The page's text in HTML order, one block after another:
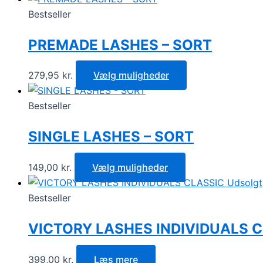
Bestseller
PREMADE LASHES – SORT
279,95 kr. Vælg muligheder
Bestseller
SINGLE LASHES – SORT
149,00 kr. Vælg muligheder
Udsolgt
Bestseller
VICTORY LASHES INDIVIDUALS
399,00 kr. Læs mere